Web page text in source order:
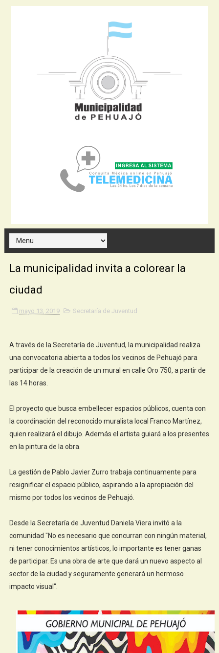
La municipalidad invita a colorear la
ciudad
mayo 13, 2019 Secretaría de Juventud
A través de la Secretaría de Juventud, la municipalidad realiza
una convocatoria abierta a todos los vecinos de Pehuajó para
participar de la creación de un mural en calle Oro 750, a partir de
las 14 horas.
El proyecto que busca embellecer espacios públicos, cuenta con
la coordinación del reconocido muralista local Franco Martínez,
quien realizará el dibujo. Además el artista guiará a los presentes
en la pintura de la obra.
La gestión de Pablo Javier Zurro trabaja continuamente para
resignificar el espacio público, aspirando a la apropiación del
mismo por todos los vecinos de Pehuajó.
Desde la Secretaría de Juventud Daniela Viera invitó a la
comunidad "No es necesario que concurran con ningún material,
ni tener conocimientos artísticos, lo importante es tener ganas
de participar. Es una obra de arte que dará un nuevo aspecto al
sector de la ciudad y seguramente generará un hermoso
impacto visual".